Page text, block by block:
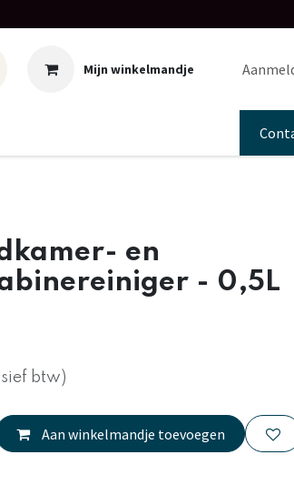
Mijn winkelmandje
en
- 0,5L
btw)
Aan winkelmandje toevoegen